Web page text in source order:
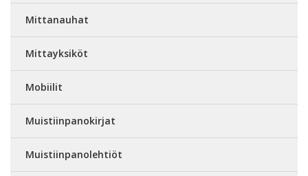
Mittanauhat
Mittayksiköt
Mobiilit
Muistiinpanokirjat
Muistiinpanolehtiöt